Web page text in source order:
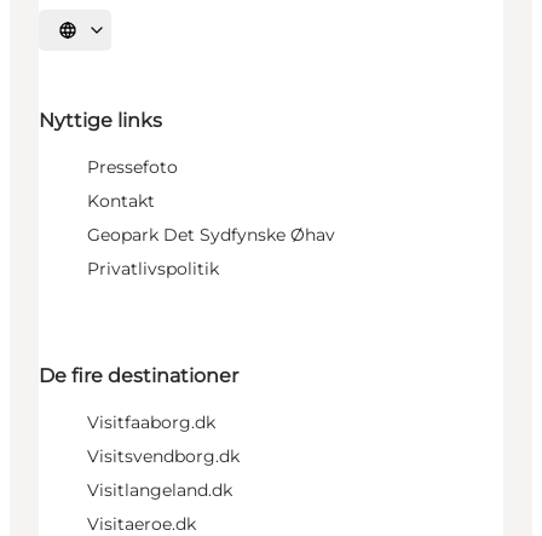
Vælg sprog
Nyttige links
Pressefoto
Kontakt
Geopark Det Sydfynske Øhav
Privatlivspolitik
De fire destinationer
Visitfaaborg.dk
Visitsvendborg.dk
Visitlangeland.dk
Visitaeroe.dk